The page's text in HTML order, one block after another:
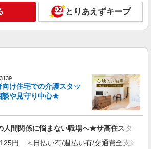
時給1500円〜2125円 ＜日払い有/週払い有/交
全支給(ガソリン代含む)＞
詳細を見る
！【大垣駅】就労支援施設で軽作業の見守
時給1400円〜 ＜日払い有/週払い有/交通費全
(ガソリン代含む)＞
大垣市
とりあえずキープ
け住宅での介護スタッ
談や見守り中心★
間関係に悩まない職場へ★サ高住スタッフ
円 ＜日払い有/週払い有/交通費全支給(ガ